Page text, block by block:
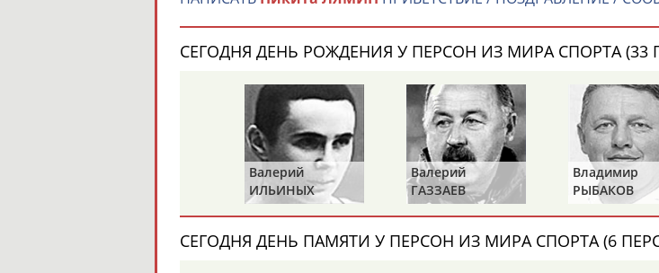
СЕГОДНЯ ДЕНЬ РОЖДЕНИЯ У ПЕРСОН ИЗ МИРА СПОРТА (33
Валерий
ИЛЬИНЫХ
Валерий
ГАЗЗАЕВ
Владимир
РЫБАКОВ
СЕГОДНЯ ДЕНЬ ПАМЯТИ У ПЕРСОН ИЗ МИРА СПОРТА (6